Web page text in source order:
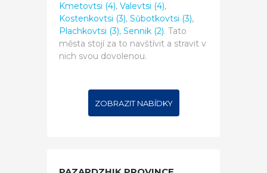
Kmetovtsi (4), Valevtsi (4),
Kostenkovtsi (3), Sŭbotkovtsi (3),
Plachkovtsi (3), Sennik (2). Tato
města stojí za to navštívit a stravit v
nich svou dovolenou.
ZOBRAZIT NABÍDKY